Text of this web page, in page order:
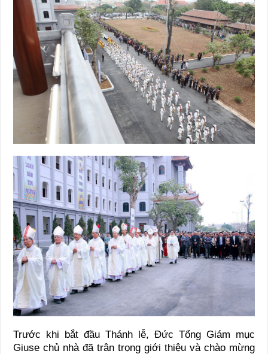
Trước khi bắt đầu Thánh lễ, Đức Tổng Giám mục
Giuse chủ nhà đã trân trọng giới thiệu và chào mừng